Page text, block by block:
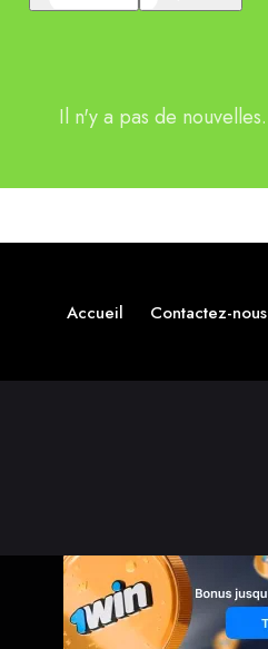
Il n'y a pas de nouvelles.
Accueil Contactez-nous